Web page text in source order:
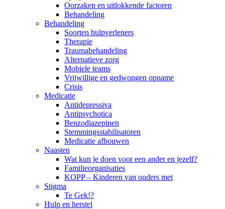
Oorzaken en uitlokkende factoren
Behandeling
Behandeling
Soorten hulpverleners
Therapie
Traumabehandeling
Alternatieve zorg
Mobiele teams
Vrijwillige en gedwongen opname
Crisis
Medicatie
Antidepressiva
Antipsychotica
Benzodiazepinen
Stemmingsstabilisatoren
Medicatie afbouwen
Naasten
Wat kun je doen voor een ander en jezelf?
Familieorganisaties
KOPP – Kinderen van ouders met
Stigma
Te Gek!?
Hulp en herstel